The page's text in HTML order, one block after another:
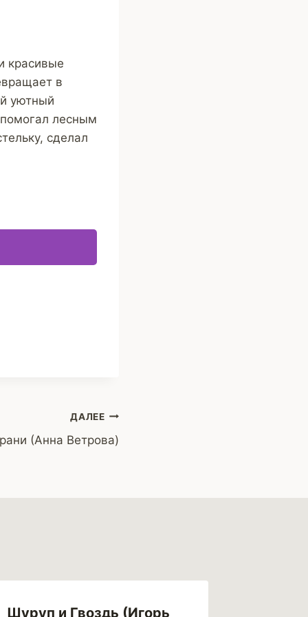
красивые
в
уютный
лесным
сделал
ДАЛЕЕ
(Анна Ветрова)
Шуруп и Гвоздь (Игорь